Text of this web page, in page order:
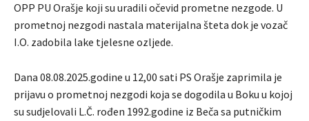
OPP PU Orašje koji su uradili očevid prometne nezgode. U
prometnoj nezgodi nastala materijalna šteta dok je vozač
I.O. zadobila lake tjelesne ozljede.
Dana 08.08.2025.godine u 12,00 sati PS Orašje zaprimila je
prijavu o prometnoj nezgodi koja se dogodila u Boku u kojoj
su sudjelovali L.Č. rođen 1992.godine iz Beča sa putničkim